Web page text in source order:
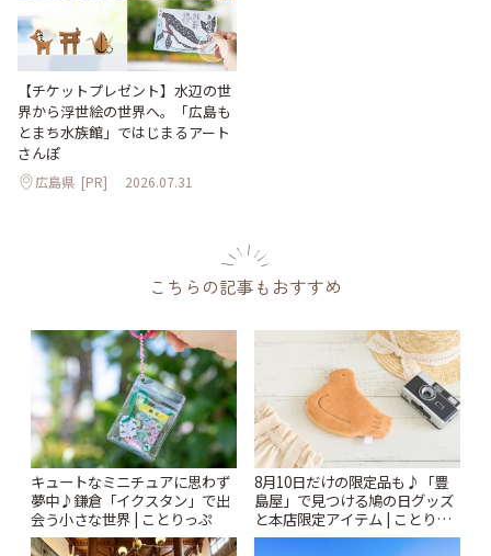
【チケットプレゼント】水辺の世
界から浮世絵の世界へ。「広島も
とまち水族館」ではじまるアート
さんぽ
広島県 [PR] 2026.07.31
こちらの記事もおすすめ
キュートなミニチュアに思わず
夢中♪鎌倉「イクスタン」で出
会う小さな世界 | ことりっぷ
8月10日だけの限定品も♪「豊
島屋」で見つける鳩の日グッズ
と本店限定アイテム | ことりっ
ぷ